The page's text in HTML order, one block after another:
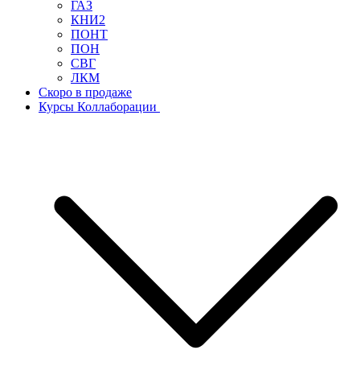
ГАЗ
КНИ2
ПОНТ
ПОН
СВГ
ЛКМ
Скоро в продаже
Курсы Коллаборации